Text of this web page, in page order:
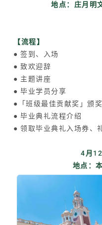
地点： 庄月明
【流程】
● 签到、入场
● 致欢迎辞
● 主题讲座
● 毕业学员分享
●「班级最佳贡献奖」颁
● 毕业典礼流程介绍
● 领取毕业典礼入场券、
4月
地点：